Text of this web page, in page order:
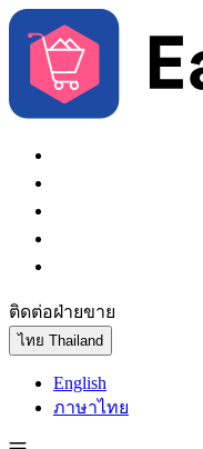
ติดต่อฝ่ายขาย
ไทย Thailand
English
ภาษาไทย